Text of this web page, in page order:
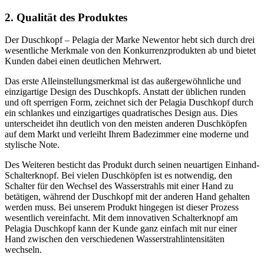
2. Qualität des Produktes
Der Duschkopf – Pelagia der Marke Newentor hebt sich durch drei
wesentliche Merkmale von den Konkurrenzprodukten ab und bietet
Kunden dabei einen deutlichen Mehrwert.
Das erste Alleinstellungsmerkmal ist das außergewöhnliche und
einzigartige Design des Duschkopfs. Anstatt der üblichen runden
und oft sperrigen Form, zeichnet sich der Pelagia Duschkopf durch
ein schlankes und einzigartiges quadratisches Design aus. Dies
unterscheidet ihn deutlich von den meisten anderen Duschköpfen
auf dem Markt und verleiht Ihrem Badezimmer eine moderne und
stylische Note.
Des Weiteren besticht das Produkt durch seinen neuartigen Einhand-
Schalterknopf. Bei vielen Duschköpfen ist es notwendig, den
Schalter für den Wechsel des Wasserstrahls mit einer Hand zu
betätigen, während der Duschkopf mit der anderen Hand gehalten
werden muss. Bei unserem Produkt hingegen ist dieser Prozess
wesentlich vereinfacht. Mit dem innovativen Schalterknopf am
Pelagia Duschkopf kann der Kunde ganz einfach mit nur einer
Hand zwischen den verschiedenen Wasserstrahlintensitäten
wechseln.